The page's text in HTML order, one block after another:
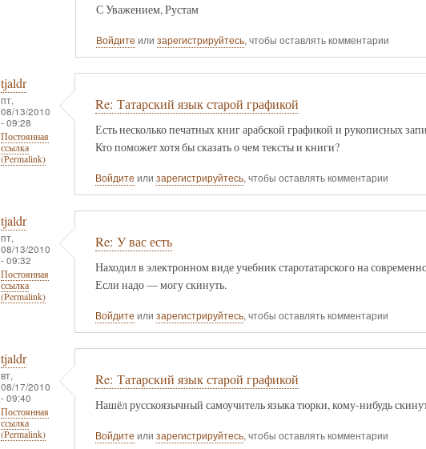
С Уважением, Рустам
Войдите или зарегистрируйтесь, чтобы оставлять комментарии
tjaldr
пт,
08/13/2010
- 09:28
Постоянная
ссылка
(Permalink)
Re: Татарский язык старой графикой
Есть несколько печатных книг арабской графикой и рукописных
Кто поможет хотя бы сказать о чем тексты и книги?
Войдите или зарегистрируйтесь, чтобы оставлять комментарии
tjaldr
пт,
08/13/2010
- 09:32
Постоянная
ссылка
(Permalink)
Re: У вас есть
Находил в электронном виде учебник старотатарского на
Если надо — могу скинуть.
Войдите или зарегистрируйтесь, чтобы оставлять комментарии
tjaldr
вт,
08/17/2010
- 09:40
Постоянная
ссылка
(Permalink)
Re: Татарский язык старой графикой
Нашёл русскоязычный самоучитель языка тюрки, кому-нибудь
Войдите или зарегистрируйтесь, чтобы оставлять комментарии